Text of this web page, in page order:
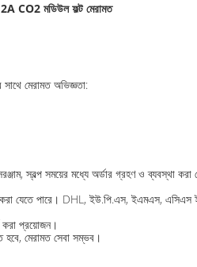
CO2 মডিউল ফল্ট মেরামত
মেরামত অভিজ্ঞতা:
স্বল্প সময়ের মধ্যে অর্ডার গ্রহণ ও ব্যবস্থা করা
করা যেতে পারে। DHL, ইউ.পি.এস, ইএমএস,
করা প্রয়োজন।
মেরামত সেবা সম্ভব।